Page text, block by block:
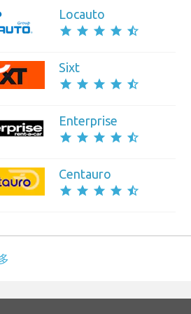
Locauto
star star star star star_half
Sixt
star star star star star_half
Enterprise
star star star star star_half
Centauro
star star star star star_half